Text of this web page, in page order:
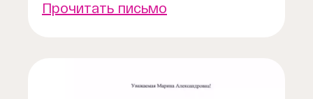
Прочитать письмо